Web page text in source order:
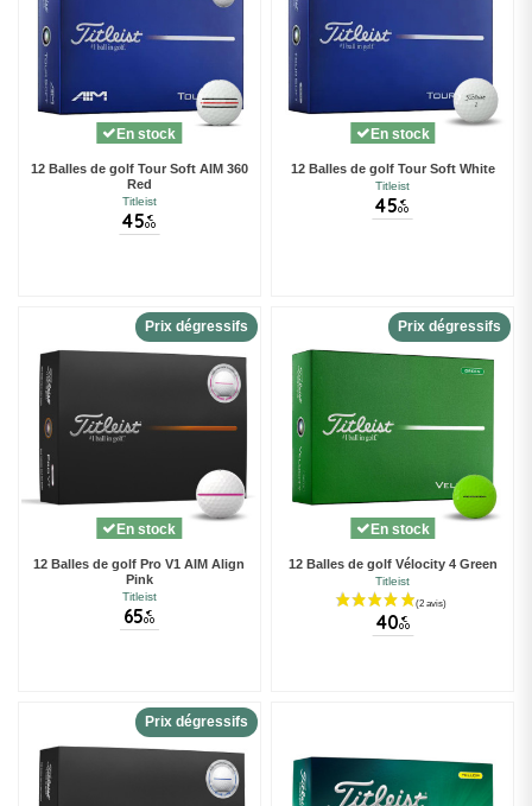
En stock
12 Balles de golf Tour Soft AIM 360
Red
Titleist
45 €
00
En stock
12 Balles de golf Tour Soft White
Titleist
45 €
00
Prix dégressifs
En stock
12 Balles de golf Pro V1 AIM Align
Pink
Titleist
65 €
00
Prix dégressifs
En stock
12 Balles de golf Vélocity 4 Green
Titleist
40 €
00
Prix dégressifs